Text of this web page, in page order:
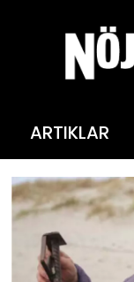
ARTIKLAR